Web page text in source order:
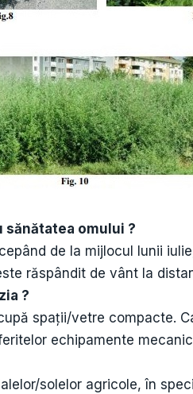
omului ?
de la mijlocul lunii
răspândit de vânt la
?
spații/vetre compacte.
echipamente
solelor agricole, în